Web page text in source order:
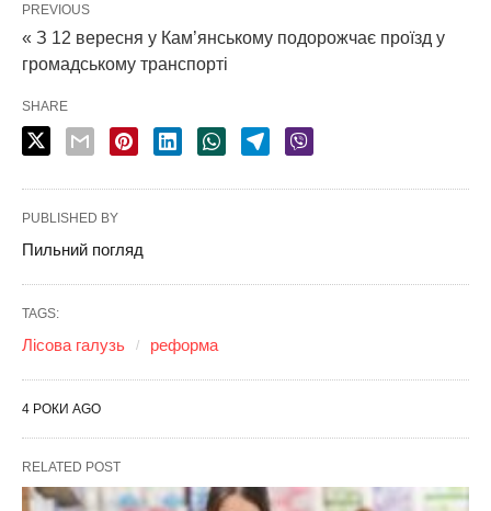
PREVIOUS
« З 12 вересня у Кам’янському подорожчає проїзд у
громадському транспорті
SHARE
PUBLISHED BY
Пильний погляд
TAGS:
Лісова галузь реформа
4 РОКИ AGO
RELATED POST